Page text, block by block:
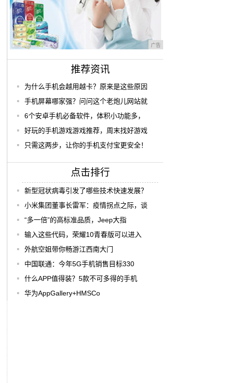
广告
推荐资讯
为什么手机会越用越卡？原来是这些原因
手机屏幕哪家强？问问这个老炮儿网站就
6个安卓手机必备软件，体积小功能多，
好玩的手机游戏游戏推荐，周末找好游戏
只需这两步，让你的手机支付宝更安全！
点击排行
新型冠状病毒引发了哪些技术快速发展？
小米集团董事长雷军：疫情拐点之际，谈
“多一倍”的高标准品质，Jeep大指
输入这些代码，荣耀10青春版可以进入
外航空姐带你畅游江西南大门
中国联通：今年5G手机销售目标330
什么APP值得装？5款不可多得的手机
华为AppGallery+HMSCo